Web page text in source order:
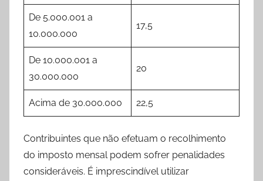
De 5.000.001 a
10.000.000
17,5
De 10.000.001 a
30.000.000
20
Acima de 30.000.000 22,5
Contribuintes que não efetuam o recolhimento
do imposto mensal podem sofrer penalidades
consideráveis. É imprescindível utilizar